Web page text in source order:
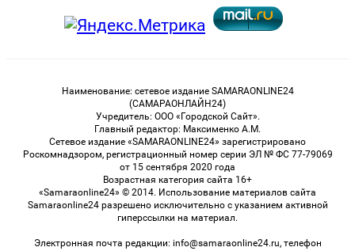
Наименование: сетевое издание SAMARAONLINE24
(САМАРАОНЛАЙН24)
Учредитель: ООО «Городской Сайт».
Главный редактор: Максименко А.М.
Сетевое издание «SAMARAONLINE24» зарегистрировано
Роскомнадзором, регистрационный номер серии ЭЛ № ФС 77-79069
от 15 сентября 2020 года
Возрастная категория сайта 16+
«Samaraonline24» © 2014. Использование материалов сайта
Samaraonline24 разрешено исключительно с указанием активной
гиперссылки на материал.
Электронная почта редакции: info@samaraonline24.ru, телефон